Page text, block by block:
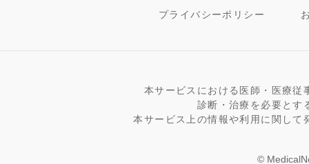
プライバシーポリシー
本サービスにおける医師・医療従
診断・治療を必要とす
本サービス上の情報や利用に関し
©